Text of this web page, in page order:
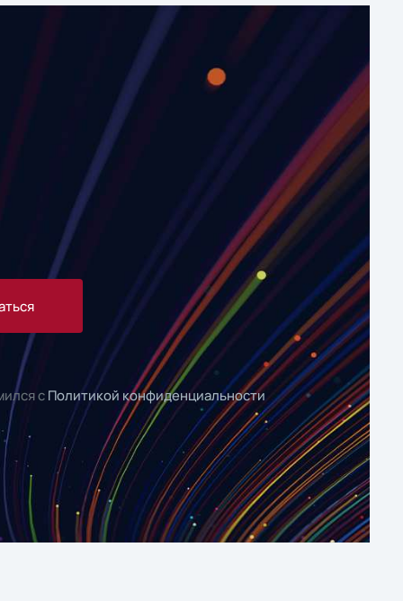
сПолитикой конфиденциальности